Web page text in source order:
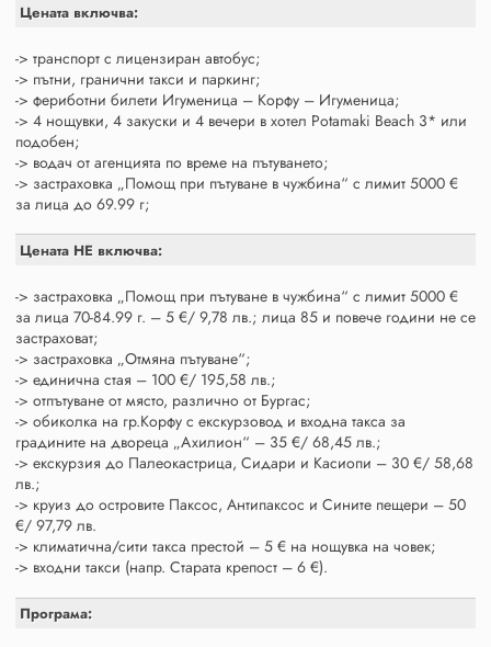
Цената включва:
-> транспорт с лицензиран автобус;
-> пътни, гранични такси и паркинг;
-> фериботни билети Игуменица – Корфу – Игуменица;
-> 4 нощувки, 4 закуски и 4 вечери в хотел Potamaki Beach 3* или
подобен;
-> водач от агенцията по време на пътуването;
-> застраховка „Помощ при пътуване в чужбина“ с лимит 5000 €
за лица до 69.99 г;
Цената НЕ включва:
-> застраховка „Помощ при пътуване в чужбина“ с лимит 5000 €
за лица 70-84.99 г. – 5 €/ 9,78 лв.; лица 85 и повече години не се
застраховат;
-> застраховка „Отмяна пътуване“;
-> единична стая – 100 €/ 195,58 лв.;
-> отпътуване от място, различно от Бургас;
-> обиколка на гр.Корфу с екскурзовод и входна такса за
градините на двореца „Ахилион“ – 35 €/ 68,45 лв.;
-> екскурзия до Палеокастрица, Сидари и Касиопи – 30 €/ 58,68
лв.;
-> круиз до островите Паксос, Антипаксос и Сините пещери – 50
€/ 97,79 лв.
-> климатична/сити такса престой – 5 € на нощувка на човек;
-> входни такси (напр. Старата крепост – 6 €).
Програма: